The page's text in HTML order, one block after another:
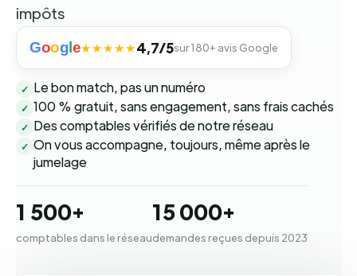
impôts
Goog e★★★★★4,7/5sur 180+ avis Google
✓ Le bon match, pas un numéro
✓ 100 % gratuit, sans engagement, sans frais cachés
✓ Des comptables vérifiés de notre réseau
✓ On vous accompagne, toujours, même après le
jumelage
1 500+
comptables dans le réseau
15 000+
demandes reçues depuis 2023